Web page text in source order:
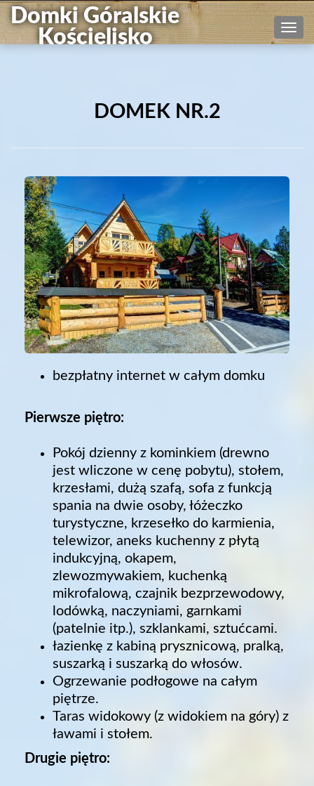
Domki Góralskie
Kościelisko
DOMEK NR.2
bezpłatny internet w całym domku
Pierwsze piętro:
Pokój dzienny z kominkiem (drewno
jest wliczone w cenę pobytu), stołem,
krzesłami, dużą szafą, sofa z funkcją
spania na dwie osoby, łóżeczko
turystyczne, krzesełko do karmienia,
telewizor, aneks kuchenny z płytą
indukcyjną, okapem,
zlewozmywakiem, kuchenką
mikrofalową, czajnik bezprzewodowy,
lodówką, naczyniami, garnkami
(patelnie itp.), szklankami, sztućcami.
łazienkę z kabiną prysznicową, pralką,
suszarką i suszarką do włosów.
Ogrzewanie podłogowe na całym
piętrze.
Taras widokowy (z widokiem na góry) z
ławami i stołem.
Drugie piętro: